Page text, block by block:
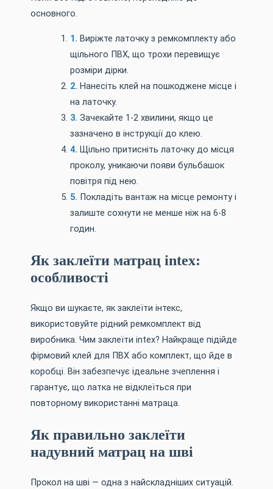
основного.
Виріжте латочку з ремкомплекту або
щільного ПВХ, що трохи перевищує
розміри дірки.
Нанесіть клей на пошкоджене місце і
на латочку.
Зачекайте 1-2 хвилини, якщо це
зазначено в інструкції до клею.
Щільно притисніть латочку до місця
проколу, уникаючи появи бульбашок
повітря під нею.
Покладіть вантаж на місце ремонту і
залиште сохнути не менше ніж на 6-8
годин.
Як заклеїти матрац intex:
особливості
Якщо ви шукаєте, як заклеїти інтекс,
використовуйте рідний ремкомплект від
виробника. Чим заклеїти intex? Найкраще підійде
фірмовий клей для ПВХ або комплект, що йде в
коробці. Він забезпечує ідеальне зчеплення і
гарантує, що латка не відклеїться при
повторному використанні матраца.
Як правильно заклеїти
надувний матрац на шві
Прокол на шві — одна з найскладніших ситуацій.